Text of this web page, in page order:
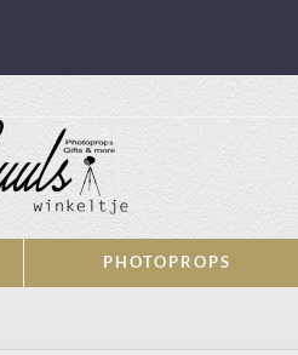
PHOTOPROPS